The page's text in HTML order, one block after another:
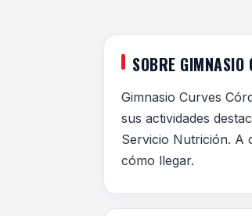
SOBRE GIMNASIO
Gimnasio Curves
sus actividades
Servicio Nutrición. A
cómo llegar.